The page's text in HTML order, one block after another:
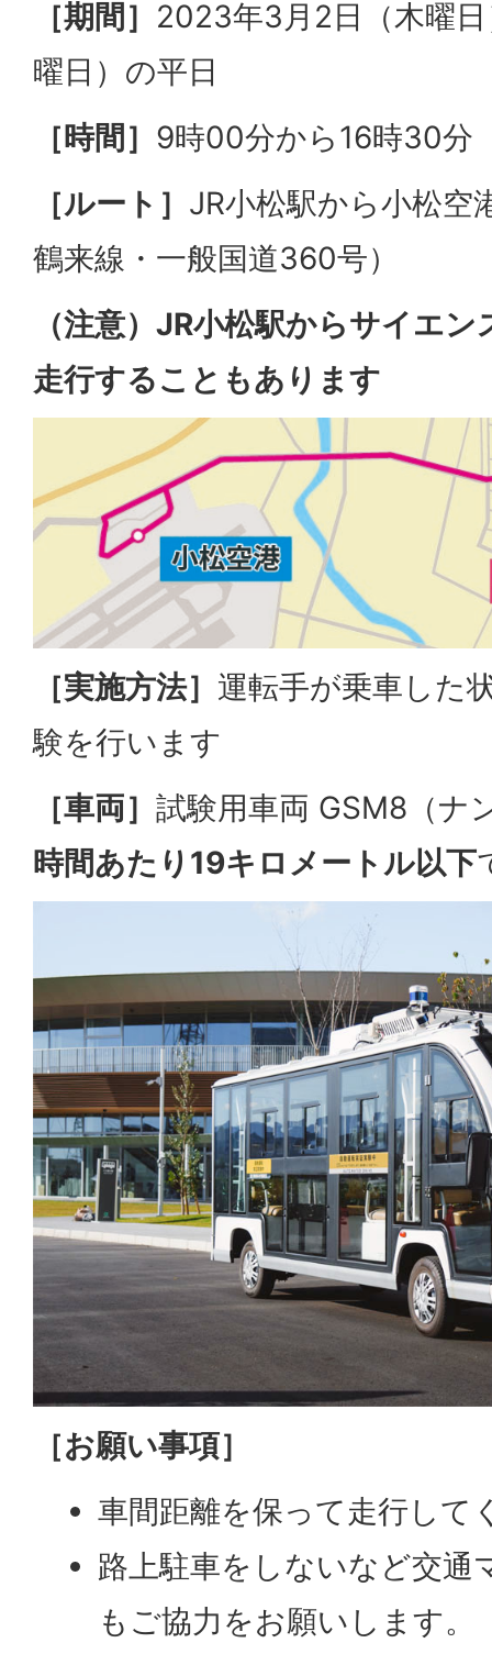
［期間］ 2023年3月2日（木曜
曜日）の平日
［時間］ 9時00分から16時30分
［ルート］ JR小松駅から小松空
鶴来線・一般国道360号）
（注意）JR小松駅からサイエ
走行することもあります
［実施方法］ 運転手が乗車した
験を行います
［車両］ 試験用車両 GSM8（ナ
時間あたり19キロメートル以下
［お願い事項］
車間距離を保って走行して
路上駐車をしないなど交通
もご協力をお願いします。